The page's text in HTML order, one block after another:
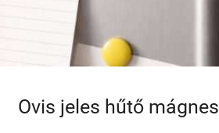
Ovis jeles hűtő mágnes